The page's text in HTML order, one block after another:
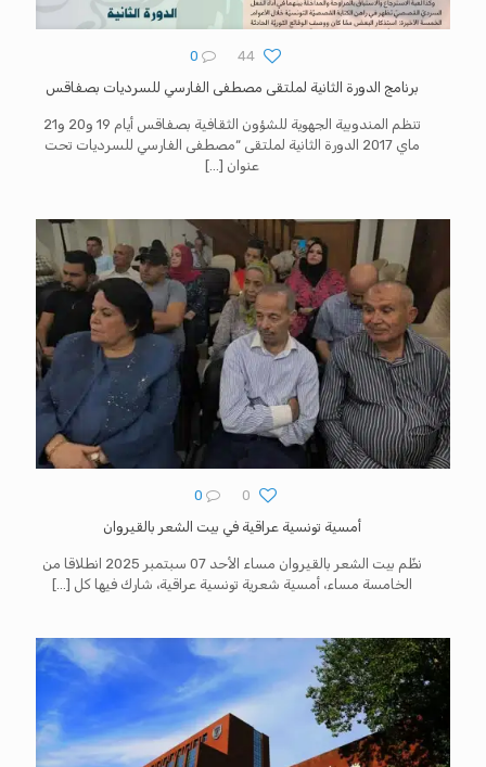
44
0
برنامج الدورة الثانية لملتقى مصطفى الفارسي للسرديات بصفاقس
تنظم المندوبية الجهوية للشؤون الثقافية بصفاقس أيام 19 و20 و21
ماي 2017 الدورة الثانية لملتقى “مصطفى الفارسي للسرديات تحت
عنوان […]
0
0
أمسية تونسية عراقية في بيت الشعر بالقيروان
نظّم بيت الشعر بالقيروان مساء الأحد 07 سبتمبر 2025 انطلاقا من
الخامسة مساء، أمسية شعرية تونسية عراقية، شارك فيها كل […]